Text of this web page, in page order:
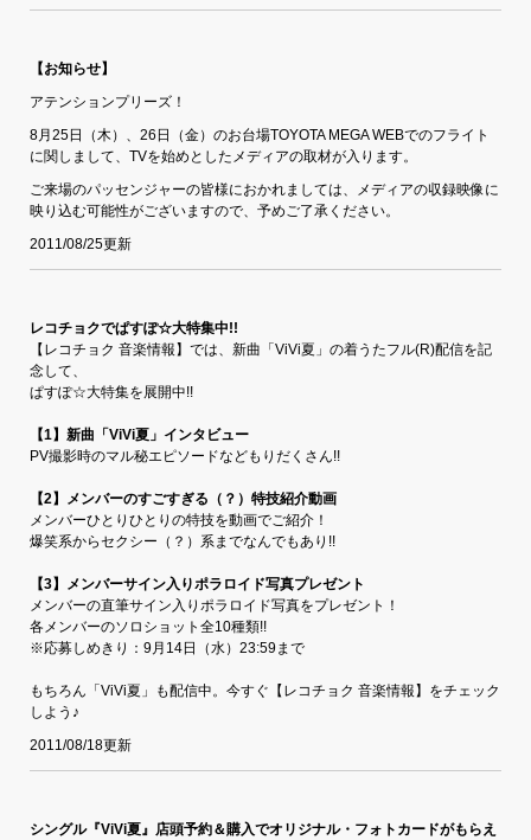
【お知らせ】
アテンションプリーズ！
8月25日（木）、26日（金）のお台場TOYOTA MEGA WEBでのフライト
に関しまして、TVを始めとしたメディアの取材が入ります。
ご来場のパッセンジャーの皆様におかれましては、メディアの収録映像に
映り込む可能性がございますので、予めご了承ください。
2011/08/25更新
レコチョクでぱすぽ☆大特集中!!
【レコチョク 音楽情報】では、新曲「ViVi夏」の着うたフル(R)配信を記
念して、
ぱすぽ☆大特集を展開中!!
【1】新曲「ViVi夏」インタビュー
PV撮影時のマル秘エピソードなどもりだくさん!!
【2】 メンバーのすごすぎる（？）特技紹介動画
メンバーひとりひとりの特技を動画でご紹介！
爆笑系からセクシー（？）系までなんでもあり!!
【3】 メンバーサイン入りポラロイド写真プレゼント
メンバーの直筆サイン入りポラロイド写真をプレゼント！
各メンバーのソロショット全10種類!!
※応募しめきり：9月14日（水）23:59まで
もちろん「ViVi夏」も配信中。今すぐ【レコチョク 音楽情報】をチェック
しよう♪
2011/08/18更新
シングル『ViVi夏』店頭予約＆購入でオリジナル・フォトカードがもらえ